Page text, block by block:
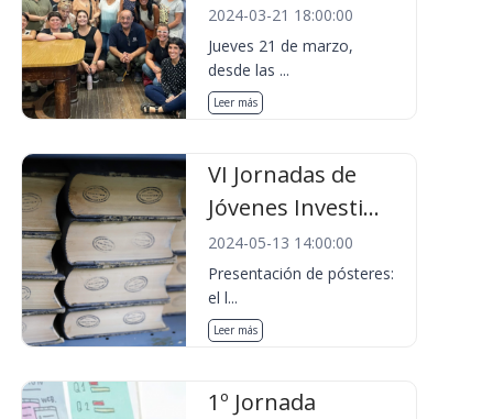
2024-03-21 18:00:00
Jueves 21 de marzo,
desde las ...
Leer más
VI Jornadas de
Jóvenes Investi...
2024-05-13 14:00:00
Presentación de pósteres:
el l...
Leer más
1º Jornada